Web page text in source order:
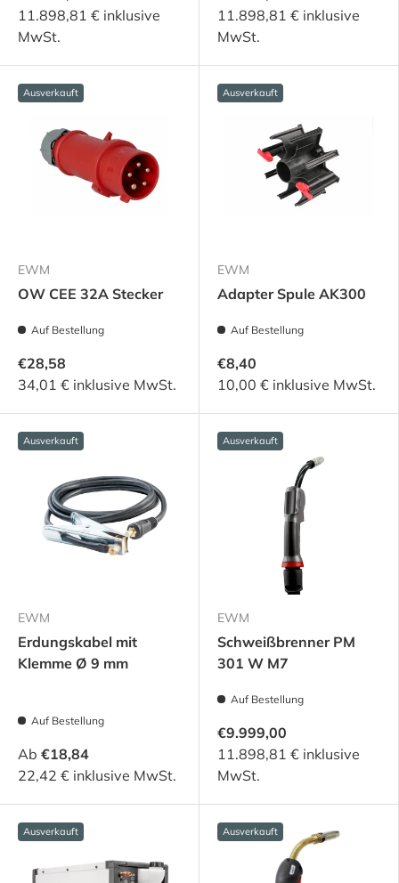
11.898,81 € inklusive
MwSt.
11.898,81 € inklusive
MwSt.
Ausverkauft
EWM
OW CEE 32A Stecker
Auf Bestellung
€28,58
34,01 € inklusive MwSt.
Ausverkauft
EWM
Adapter Spule AK300
Auf Bestellung
€8,40
10,00 € inklusive MwSt.
Ausverkauft
EWM
Erdungskabel mit
Klemme Ø 9 mm
Auf Bestellung
Ab €18,84
22,42 € inklusive MwSt.
Ausverkauft
EWM
Schweißbrenner PM
301 W M7
Auf Bestellung
€9.999,00
11.898,81 € inklusive
MwSt.
Ausverkauft Ausverkauft